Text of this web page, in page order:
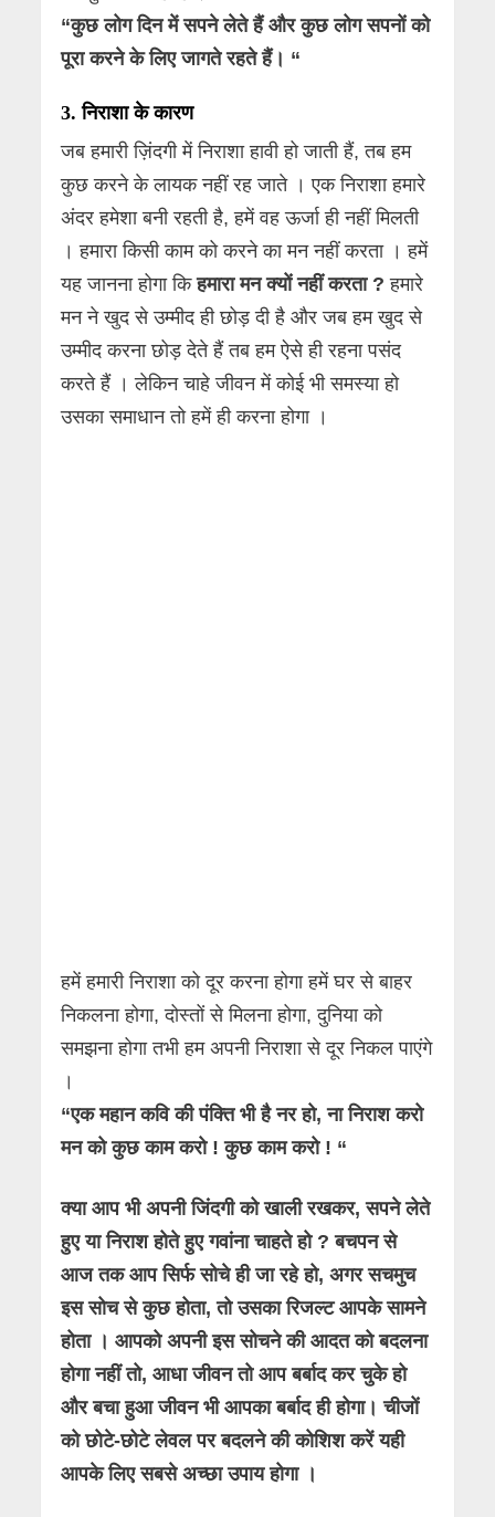
“कुछ लोग दिन में सपने लेते हैं और कुछ लोग सपनों को
पूरा करने के लिए जागते रहते हैं। “
3.निराशा के कारण
जब हमारी ज़िंदगी में निराशा हावी हो जाती हैं, तब हम
कुछ करने के लायक नहीं रह जाते । एक निराशा हमारे
अंदर हमेशा बनी रहती है, हमें वह ऊर्जा ही नहीं मिलती
। हमारा किसी काम को करने का मन नहीं करता । हमें
यह जानना होगा किहमारा मन क्यों नहीं करता ? हमारे
मन ने खुद से उम्मीद ही छोड़ दी है और जब हम खुद से
उम्मीद करना छोड़ देते हैं तब हम ऐसे ही रहना पसंद
करते हैं । लेकिन चाहे जीवन में कोई भी समस्या हो
उसका समाधान तो हमें ही करना होगा ।
हमें हमारी निराशा को दूर करना होगा हमें घर से बाहर
निकलना होगा, दोस्तों से मिलना होगा, दुनिया को
समझना होगा तभी हम अपनी निराशा से दूर निकल पाएंगे
।
“एक महान कवि की पंक्ति भी है नर हो, ना निराश करो
मन को कुछ काम करो ! कुछ काम करो ! “
क्या आप भी अपनी जिंदगी को खाली रखकर, सपने लेते
हुए या निराश होते हुए गवांना चाहते हो ? बचपन से
आज तक आप सिर्फ सोचे ही जा रहे हो, अगर सचमुच
इस सोच से कुछ होता, तो उसका रिजल्ट आपके सामने
होता । आपको अपनी इस सोचने की आदत को बदलना
होगा नहीं तो, आधा जीवन तो आप बर्बाद कर चुके हो
और बचा हुआ जीवन भी आपका बर्बाद ही होगा। चीजों
को छोटे-छोटे लेवल पर बदलने की कोशिश करें यही
आपके लिए सबसे अच्छा उपाय होगा ।